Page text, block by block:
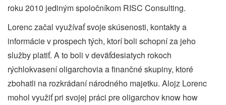
roku 2010 jediným spoločníkom RISC Consulting.
Lorenc začal využívať svoje skúsenosti, kontakty a
informácie v prospech tých, ktorí boli schopní za jeho
služby platiť. A to boli v deväťdesiatych rokoch
rýchlokvasení oligarchovia a finančné skupiny, ktoré
zbohatli na rozkrádaní národného majetku. Alojz Lorenc
mohol využiť pri svojej práci pre oligarchov know how